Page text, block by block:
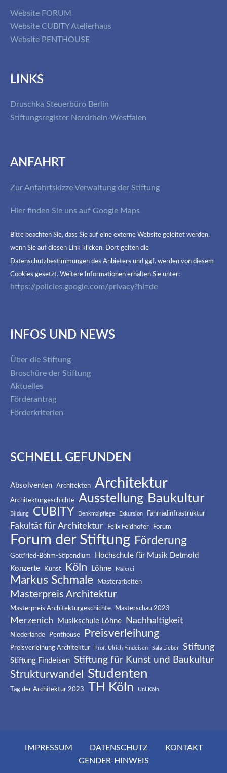
Website FORUM
Website CUBITY Atelierhaus
Website PENTHOUSE
LINKS
Druschka Steuerbüro Berlin
Stiftungsregister Nordrhein-Westfalen
ANFAHRT
Zur Anfahrtskizze Verwaltung der Stiftung
Hier finden Sie uns auf Google Maps
Bitte beachten Sie, dass Sie auf eine externe Website geleitet werden,
wenn Sie auf diesen Link klicken. Dort gelten die
Datenschutzbestimmungen des Anbieters und ggf. werden von diesem
Cookies gesetzt. Weitere Informationen erhalten Sie unter:
https://policies.google.com/privacy?hl=de
INFOS UND NEWS
Über die Stiftung
Broschüre der Stiftung
Aktuelles
Förderantrag
Förderkriterien
SCHNELL GEFUNDEN
Absolventen Architekten Architektur
Architekturgeschichte Ausstellung Baukultur
Bildung CUBITY Denkmalpflege Exkursion Fahrradinfrastruktur
Fakultät für Architektur Felix Feldhofer Forum
Forum der Stiftung Förderung
Gottfried-Böhm-Stipendium
Hochschule für Musik Detmold
Konzerte
Kunst Köln Löhne Malerei
Markus Schmale Masterarbeiten
Masterpreis Architektur
Masterpreis Architekturgeschichte Masterschau 2023
Merzenich Musikschule Löhne Nachhaltigkeit
Niederlande Penthouse Preisverleihung
Preisverleihung Architektur Prof. Ulrich Findeisen Sala Lieber Stiftung
Stiftung Findeisen Stiftung für Kunst und Baukultur
Strukturwandel Studenten
Tag der Architektur 2023 TH Köln Uni Köln
IMPRESSUM DATENSCHUTZ
KONTAKT
GENDER-HINWEIS